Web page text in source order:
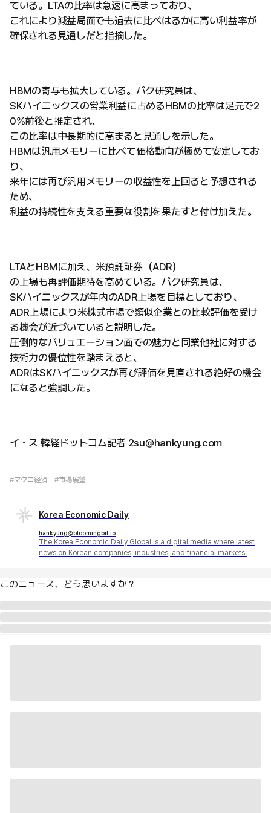
ている。LTAの比率は急速に高まっており、
これにより減益局面でも過去に比べはるかに高い利益率が
確保される見通しだと指摘した。
HBMの寄与も拡大している。パク研究員は、
SKハイニックスの営業利益に占めるHBMの比率は足元で2
0%前後と推定され、
この比率は中長期的に高まると見通しを示した。
HBMは汎用メモリーに比べて価格動向が極めて安定してお
り、
来年には再び汎用メモリーの収益性を上回ると予想される
ため、
利益の持続性を支える重要な役割を果たすと付け加えた。
LTAとHBMに加え、米預託証券（ADR）
の上場も再評価期待を高めている。パク研究員は、
SKハイニックスが年内のADR上場を目標としており、
ADR上場により米株式市場で類似企業との比較評価を受け
る機会が近づいていると説明した。
圧倒的なバリュエーション面での魅力と同業他社に対する
技術力の優位性を踏まえると、
ADRはSKハイニックスが再び評価を見直される絶好の機会
になると強調した。
イ・ス 韓経ドットコム記者 2su@hankyung.com
#マクロ経済 #市場展望
Korea Economic Daily
hankyung@bloomingbit.io
The Korea Economic Daily Global is a digital media where latest
news on Korean companies, industries, and financial markets.
このニュース、どう思いますか？